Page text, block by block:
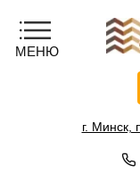
г. Минск,